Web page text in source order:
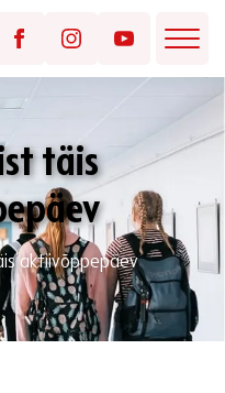
täis
aktiivõppepäev